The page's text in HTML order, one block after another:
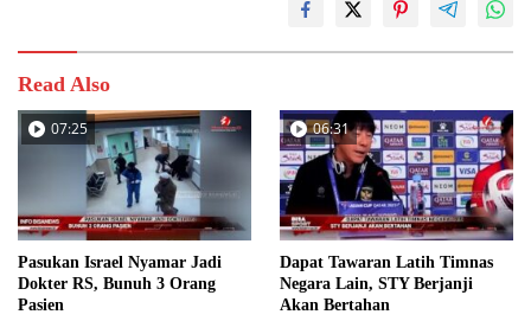
Read Also
07:25
Pasukan Israel Nyamar Jadi
Dokter RS, Bunuh 3 Orang
Pasien
06:31
Dapat Tawaran Latih Timnas
Negara Lain, STY Berjanji
Akan Bertahan